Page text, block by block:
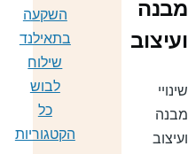
השקעה
בתאילנד
שילוח
לבוש
כל
הקטגוריות